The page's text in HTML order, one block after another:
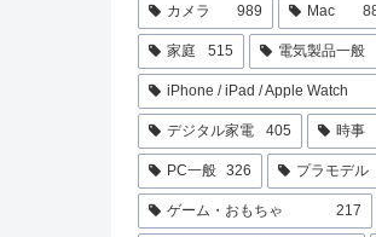
カメラ 989 Mac
家庭 515 電気製品一般
iPhone / iPad / Apple Watch
デジタル家電 405 時事
PC一般 326 プラモデル
ゲーム・おもちゃ 217